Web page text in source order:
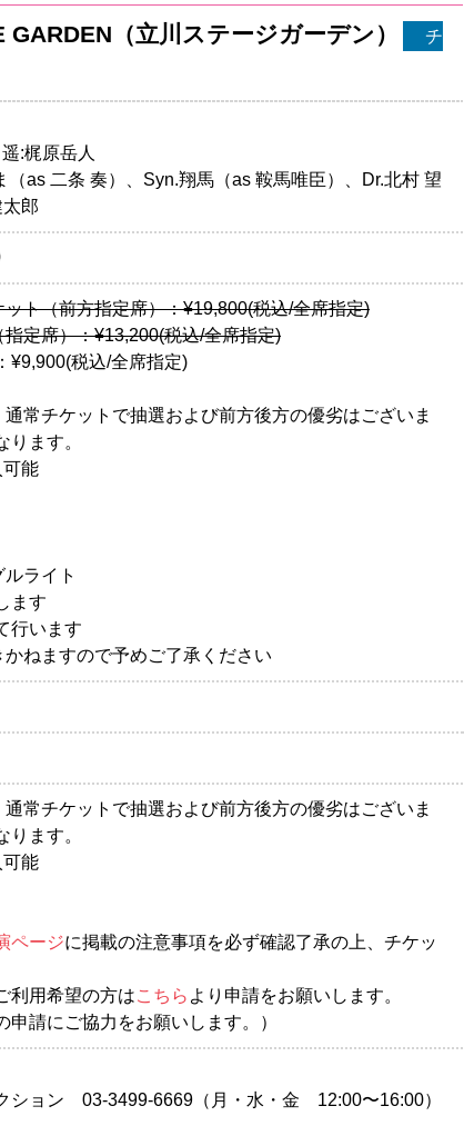
（立川ステージガーデン） チ
:梶原岳人
as 二条 奏）、Syn.翔馬（as 鞍馬唯臣）、Dr.北村 望
太郎
ト（前方指定席）：¥19,800(税込/全席指定)
定席）：¥13,200(税込/全席指定)
¥9,900(税込/全席指定)
常チケットで抽選および前方後方の優劣はございま
ます。
能
ライト
ます
行います
ねますので予めご了承ください
常チケットで抽選および前方後方の優劣はございま
ます。
能
ページに掲載の注意事項を必ず確認了承の上、チケッ
利用希望の方はこちら より申請をお願いします。
申請にご協力をお願いします。）
ション 03-3499-6669（月・水・金 12:00〜16:00）